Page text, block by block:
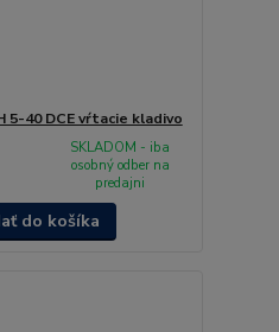
5-40 DCE vŕtacie kladivo
SKLADOM - iba
osobný odber na
predajni
do košíka